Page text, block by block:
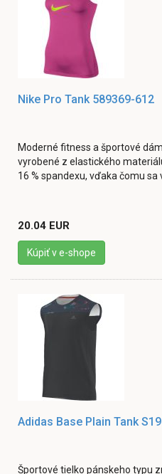
Nike Pro Tank 589369-612
Moderné fitness a športové
vyrobené z elastického
16 % spandexu, vďaka čomu sa
20.04 EUR
Kúpiť v e-shope
Adidas Base Plain Tank
Športové tielko pánskeho typu